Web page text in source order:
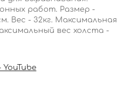
работ. Размер -
Вес - 32кг. Максимальная
вес холста -